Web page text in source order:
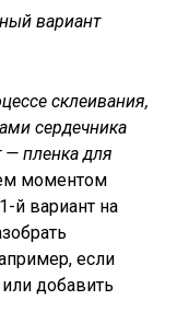
вариант
склеивания,
сердечника
пленка для
моментом
й вариант на
если
добавить